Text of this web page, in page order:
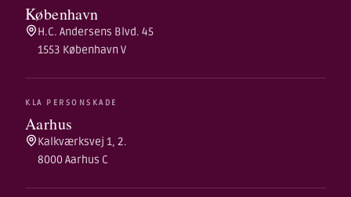
København
H.C. Andersens Blvd. 45
1553 København V
KLA PERSONSKADE
Aarhus
Kalkværksvej 1, 2.
8000 Aarhus C